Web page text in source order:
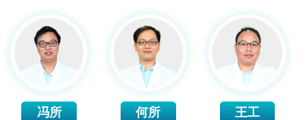
冯所
何所
王工